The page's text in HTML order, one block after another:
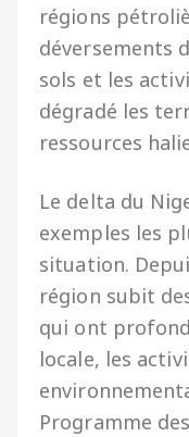
régions
déversements
sols et les
dégradé les
ressources
Le delta du
exemples les
situation.
région subit
qui ont
locale, les
Programme